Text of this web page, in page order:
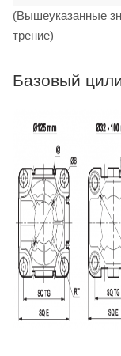
(Вышеуказанные
трение)
Базовый